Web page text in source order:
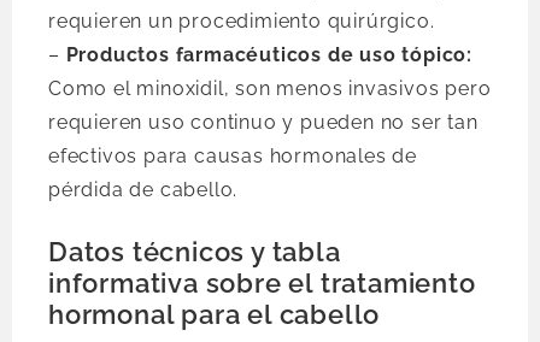
requieren un procedimiento quirúrgico.
– Productos farmacéuticos de uso tópico:
Como el minoxidil, son menos invasivos pero
requieren uso continuo y pueden no ser tan
efectivos para causas hormonales de
pérdida de cabello.
Datos técnicos y tabla
informativa sobre el tratamiento
hormonal para el cabello